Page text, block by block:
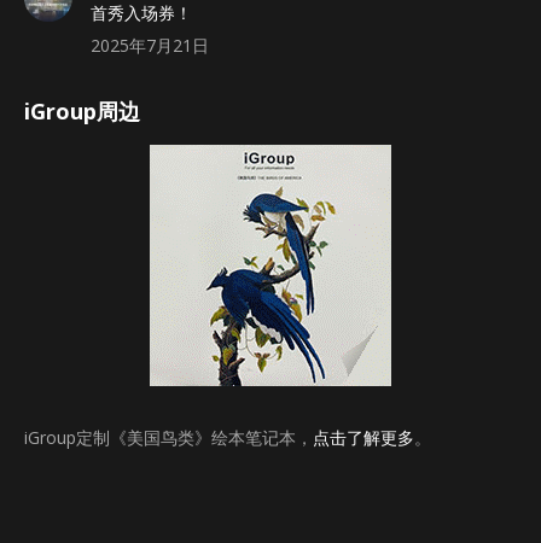
首秀入场券！
2025年7月21日
iGroup周边
iGroup定制《美国鸟类》绘本笔记本， 点击了解更多。